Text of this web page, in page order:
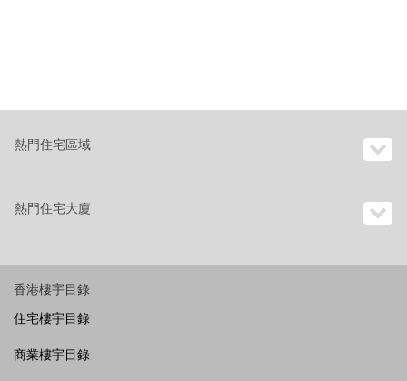
熱門住宅區域
熱門住宅大廈
香港樓宇目錄
住宅樓宇目錄
商業樓宇目錄